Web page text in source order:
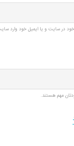
خود در سایت و یا ایمیل خود وارد
مهم هستند.